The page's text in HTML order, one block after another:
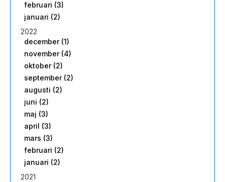
februari (3)
januari (2)
2022
december (1)
november (4)
oktober (2)
september (2)
augusti (2)
juni (2)
maj (3)
april (3)
mars (3)
februari (2)
januari (2)
2021